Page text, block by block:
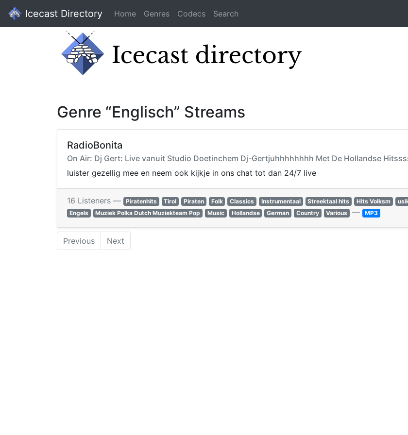
Icecast Directory Home Genres Codecs Search
Genre “Englisch” Streams
RadioBonita
On Air: Dj Gert: Live vanuit Studio Doetinchem Dj-Gertjuhhhhhhhh Met De Hollandse
luister gezellig mee en neem ook kijkje in ons chat tot dan 24/7 live
16 Listeners — Piratenhits Tirol Piraten Folk Classics Instrumentaal Streektaal hits Hits Volksm
Engels
Muziek Polka Dutch Muziekteam Pop Music Hollandse German Country Various — MP3
Previous Next